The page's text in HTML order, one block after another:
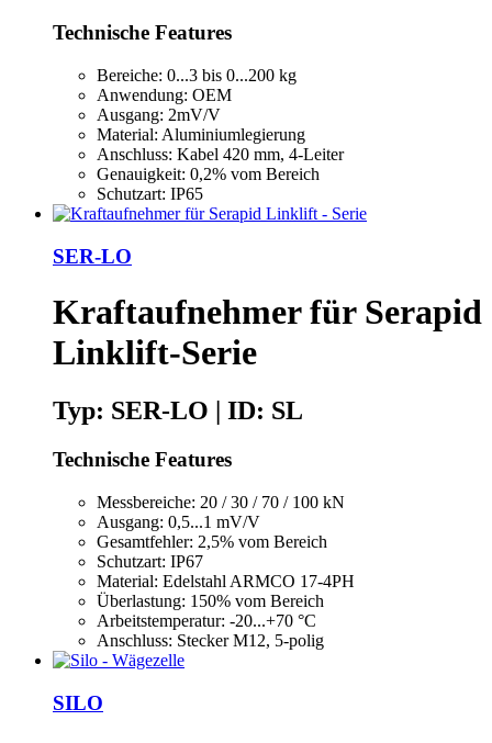
Technische Features
Bereiche: 0...3 bis 0...200 kg
Anwendung: OEM
Ausgang: 2mV/V
Material: Aluminiumlegierung
Anschluss: Kabel 420 mm, 4-Leiter
Genauigkeit: 0,2% vom Bereich
Schutzart: IP65
SER-LO
Kraftaufnehmer für Serapid
Linklift-Serie
Typ: SER-LO | ID: SL
Technische Features
Messbereiche: 20 / 30 / 70 / 100 kN
Ausgang: 0,5...1 mV/V
Gesamtfehler: 2,5% vom Bereich
Schutzart: IP67
Material: Edelstahl ARMCO 17-4PH
Überlastung: 150% vom Bereich
Arbeitstemperatur: -20...+70 °C
Anschluss: Stecker M12, 5-polig
SILO